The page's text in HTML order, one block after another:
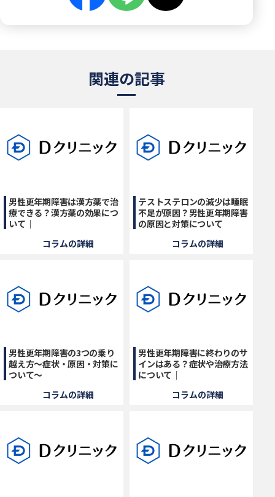
関連の記事
男性更年期障害は漢方薬で治
療できる？漢方薬の効果につ
いて｜
コラムの詳細
テストステロンの減少は睡眠
不足が原因？男性更年期障害
の原因と対策について
コラムの詳細
男性更年期障害の3つの乗り
越え方〜症状・原因・対策に
ついて〜
コラムの詳細
男性更年期障害に終わりのサ
インはある？症状や治療方法
について｜
コラムの詳細